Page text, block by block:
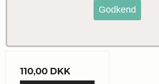
110,00 DKK